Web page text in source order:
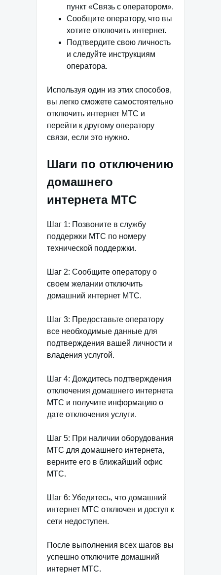
пункт «Связь с оператором».
Сообщите оператору, что вы
хотите отключить интернет.
Подтвердите свою личность
и следуйте инструкциям
оператора.
Используя один из этих способов,
вы легко сможете самостоятельно
отключить интернет МТС и
перейти к другому оператору
связи, если это нужно.
Шаги по отключению
домашнего
интернета МТС
Шаг 1: Позвоните в службу
поддержки МТС по номеру
технической поддержки.
Шаг 2: Сообщите оператору о
своем желании отключить
домашний интернет МТС.
Шаг 3: Предоставьте оператору
все необходимые данные для
подтверждения вашей личности и
владения услугой.
Шаг 4: Дождитесь подтверждения
отключения домашнего интернета
МТС и получите информацию о
дате отключения услуги.
Шаг 5: При наличии оборудования
МТС для домашнего интернета,
верните его в ближайший офис
МТС.
Шаг 6: Убедитесь, что домашний
интернет МТС отключен и доступ к
сети недоступен.
После выполнения всех шагов вы
успешно отключите домашний
интернет МТС.